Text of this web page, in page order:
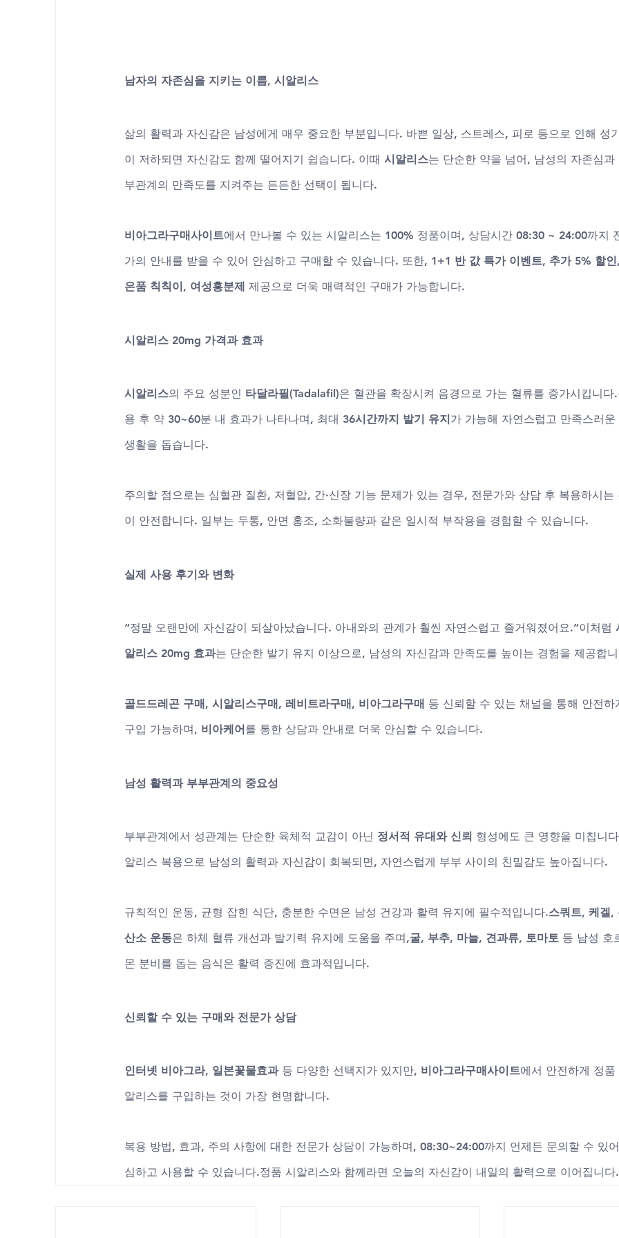
남자의 자존심을 지키는 이름, 시알리스
삶의 활력과 자신감은 남성에게 매우 중요한 부분입니다. 바쁜 일상, 스트레스, 피로 등으로 인해 성
이 저하되면 자신감도 함께 떨어지기 쉽습니다. 이때 시알리스는 단순한 약을 넘어, 남성의 자존심과
부관계의 만족도를 지켜주는 든든한 선택이 됩니다.
비아그라구매사이트에서 만나볼 수 있는 시알리스는 100% 정품이며, 상담시간 08:30 ~ 24:00까지
가의 안내를 받을 수 있어 안심하고 구매할 수 있습니다. 또한, 1+1 반 값 특가 이벤트, 추가 5% 할인,
은품 칙칙이, 여성흥분제 제공으로 더욱 매력적인 구매가 가능합니다.
시알리스 20mg 가격과 효과
시알리스의 주요 성분인 타달라필(Tadalafil)은 혈관을 확장시켜 음경으로 가는 혈류를 증가시킵니다
용 후 약 30~60분 내 효과가 나타나며, 최대 36시간까지 발기 유지가 가능해 자연스럽고 만족스러운
생활을 돕습니다.
주의할 점으로는 심혈관 질환, 저혈압, 간·신장 기능 문제가 있는 경우, 전문가와 상담 후 복용하시는
이 안전합니다. 일부는 두통, 안면 홍조, 소화불량과 같은 일시적 부작용을 경험할 수 있습니다.
실제 사용 후기와 변화
“정말 오랜만에 자신감이 되살아났습니다. 아내와의 관계가 훨씬 자연스럽고 즐거워졌어요.”이처럼
알리스 20mg 효과는 단순한 발기 유지 이상으로, 남성의 자신감과 만족도를 높이는 경험을 제공합
골드드레곤 구매, 시알리스구매, 레비트라구매, 비아그라구매 등 신뢰할 수 있는 채널을 통해 안전하
구입 가능하며, 비아케어를 통한 상담과 안내로 더욱 안심할 수 있습니다.
남성 활력과 부부관계의 중요성
부부관계에서 성관계는 단순한 육체적 교감이 아닌 정서적 유대와 신뢰 형성에도 큰 영향을 미칩니
알리스 복용으로 남성의 활력과 자신감이 회복되면, 자연스럽게 부부 사이의 친밀감도 높아집니다.
규칙적인 운동, 균형 잡힌 식단, 충분한 수면은 남성 건강과 활력 유지에 필수적입니다.스쿼트, 케겔,
산소 운동은 하체 혈류 개선과 발기력 유지에 도움을 주며,굴, 부추, 마늘, 견과류, 토마토 등 남성 호
몬 분비를 돕는 음식은 활력 증진에 효과적입니다.
신뢰할 수 있는 구매와 전문가 상담
인터넷 비아그라, 일본꽃물효과 등 다양한 선택지가 있지만, 비아그라구매사이트에서 안전하게 정품
알리스를 구입하는 것이 가장 현명합니다.
복용 방법, 효과, 주의 사항에 대한 전문가 상담이 가능하며, 08:30~24:00까지 언제든 문의할 수 있
심하고 사용할 수 있습니다.정품 시알리스와 함께라면 오늘의 자신감이 내일의 활력으로 이어집니다.